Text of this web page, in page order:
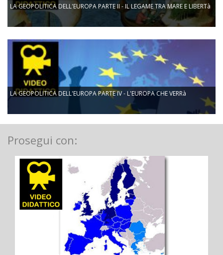
LA GEOPOLITICA DELL'EUROPA PARTE II - IL LEGAME TRA MARE E LIBERTà
LA GEOPOLITICA DELL'EUROPA PARTE IV - L'EUROPA CHE VERRà
Prosegui con: